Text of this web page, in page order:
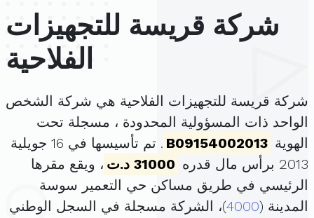
شركة قريسة للتجهيزات
الفلاحية
شركة قريسة للتجهيزات الفلاحية هي شركة الشخص
الواحد ذات المسؤولية المحدودة ، مسجلة تحت
الهوية B09154002013
. تم تأسيسها في 16 جويلية
2013 برأس مال قدره
31000 د.ت
، ويقع مقرها
الرئيسي في طريق مساكن حي التعمير سوسة
المدينة (4000)، الشركة مسجلة في السجل الوطني